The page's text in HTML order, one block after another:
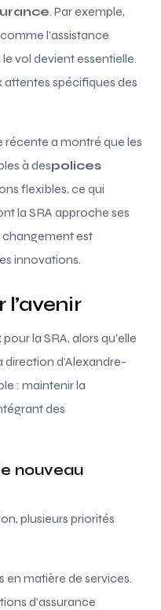
. Par exemple,
l’assistance
vol devient essentielle.
attentes spécifiques des
récente a montré que les
à despolices
flexibles, ce qui
la SRA approche ses
changement est
innovations.
la SRA, alors qu’elle
d’Alexandre-
: maintenir la
des
nouveau
plusieurs priorités
en matière de services.
d’assurance